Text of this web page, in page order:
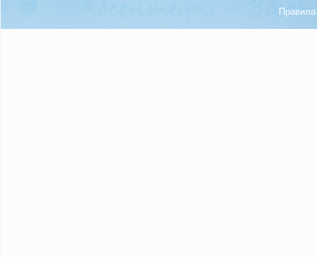
Правила